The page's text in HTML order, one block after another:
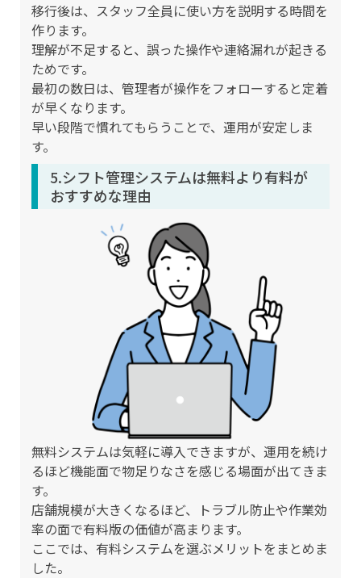
移行後は、スタッフ全員に使い方を説明する時間を
作ります。
理解が不足すると、誤った操作や連絡漏れが起きる
ためです。
最初の数日は、管理者が操作をフォローすると定着
が早くなります。
早い段階で慣れてもらうことで、運用が安定しま
す。
5.シフト管理システムは無料より有料が
おすすめな理由
無料システムは気軽に導入できますが、運用を続け
るほど機能面で物足りなさを感じる場面が出てきま
す。
店舗規模が大きくなるほど、トラブル防止や作業効
率の面で有料版の価値が高まります。
ここでは、有料システムを選ぶメリットをまとめま
した。